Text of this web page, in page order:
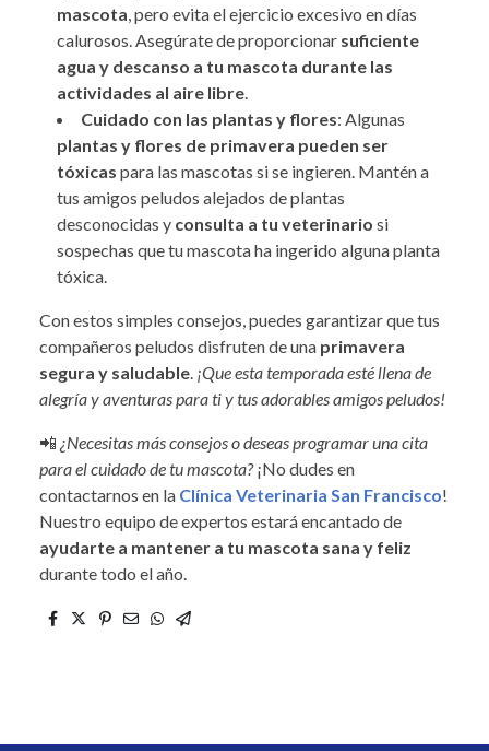
mascota, pero evita el ejercicio excesivo en días
calurosos. Asegúrate de proporcionar suficiente
agua y descanso a tu mascota durante las
actividades al aire libre.
Cuidado con las plantas y flores: Algunas
plantas y flores de primavera pueden ser
tóxicas para las mascotas si se ingieren. Mantén a
tus amigos peludos alejados de plantas
desconocidas y consulta a tu veterinario si
sospechas que tu mascota ha ingerido alguna planta
tóxica.
Con estos simples consejos, puedes garantizar que tus
compañeros peludos disfruten de una primavera
segura y saludable. ¡Que esta temporada esté llena de
alegría y aventuras para ti y tus adorables amigos peludos!
📲 ¿Necesitas más consejos o deseas programar una cita
para el cuidado de tu mascota?¡No dudes en
contactarnos en la Clínica Veterinaria San Francisco!
Nuestro equipo de expertos estará encantado de
ayudarte a mantener a tu mascota sana y feliz
durante todo el año.